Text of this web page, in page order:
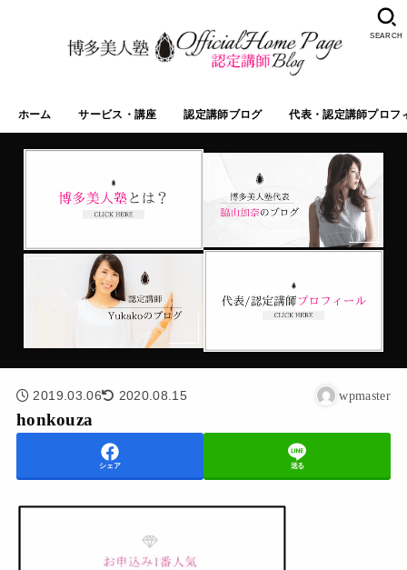
ホーム サービス・講座 認定講師ブログ 代表・認定講師プロフ
SEARCH
2019.03.06 2020.08.15 wpmaster
honkouza
シェア 送る